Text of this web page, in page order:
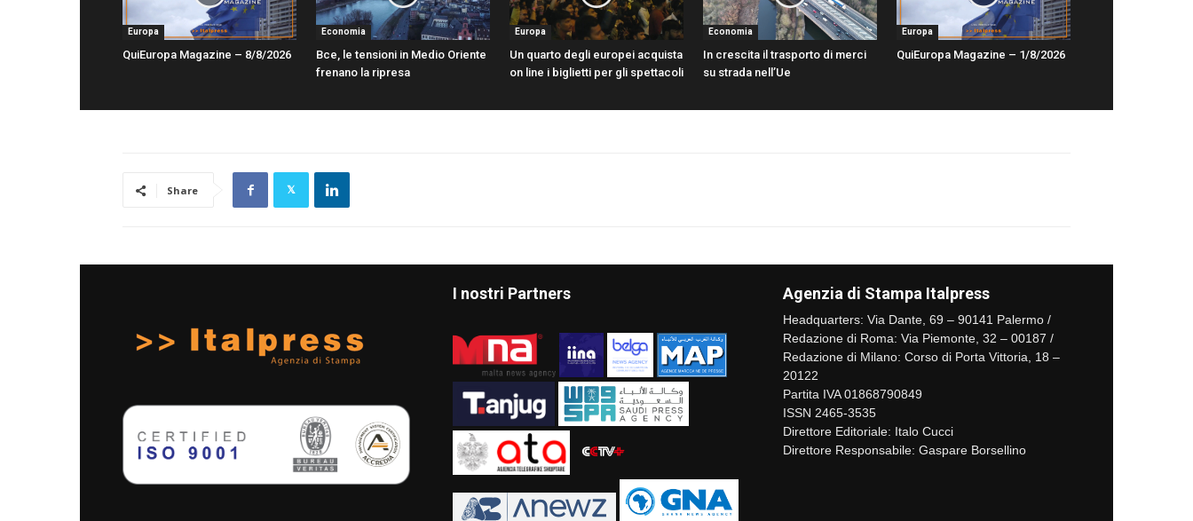
Europa
QuiEuropa Magazine – 8/8/2026
Economia
Bce, le tensioni in Medio Oriente
frenano la ripresa
Europa
Un quarto degli europei acquista
on line i biglietti per gli spettacoli
Economia
In crescita il trasporto di merci
su strada nell’Ue
Europa
QuiEuropa Magazine – 1/8/2026
Share
I nostri Partners Agenzia di Stampa Italpress
Headquarters: Via Dante, 69 – 90141 Palermo /
Redazione di Roma: Via Piemonte, 32 – 00187 /
Redazione di Milano: Corso di Porta Vittoria, 18 –
20122
Partita IVA 01868790849
ISSN 2465-3535
Direttore Editoriale: Italo Cucci
Direttore Responsabile: Gaspare Borsellino